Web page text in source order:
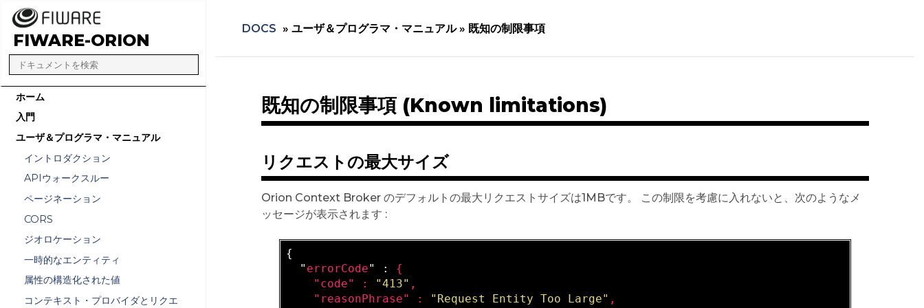
FIWARE-ORION
ホーム
入門
ユーザ＆プログラマ・マニュアル
イントロダクション
APIウォークスルー
ページネーション
CORS
ジオロケーション
一時的なエンティティ
属性の構造化された値
コンテキスト・プロバイダとリクエ
DOCS » ユーザ＆プログラマ・マニュアル » 既知の制限事項
既知の制限事項 (Known limitations)
リクエストの最大サイズ
Orion Context Broker のデフォルトの最大リクエストサイズは1MBです。 この制限を考慮に入れないと、次のようなメ
ッセージが表示されます :
{
  "
errorCode" : {
    "
code" : "413" ,
    "
reasonPhrase" : "Request Entity Too Large" ,